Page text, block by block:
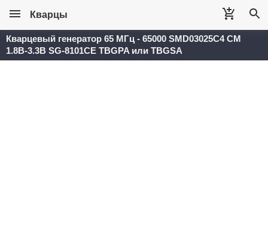
Кварцы
Кварцевый генератор 65 МГц - 65000 SMD03025C4 CM
1.8В-3.3В SG-8101CE TBGPA или TBGSA